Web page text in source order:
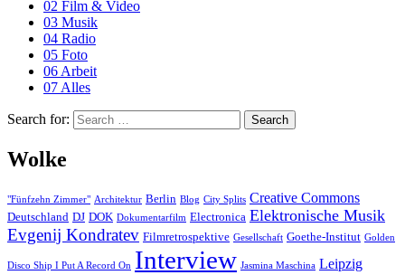
02 Film & Video
03 Musik
04 Radio
05 Foto
06 Arbeit
07 Alles
Search for: Search
Wolke
"Fünfzehn Zimmer" Architektur Berlin Blog City Splits Creative Commons
Deutschland DJ DOK Dokumentarfilm Electronica Elektronische Musik
Evgenij Kondratev Filmretrospektive Gesellschaft Goethe-Institut Golden
Disco Ship I Put A Record On Interview Jasmina Maschina Leipzig